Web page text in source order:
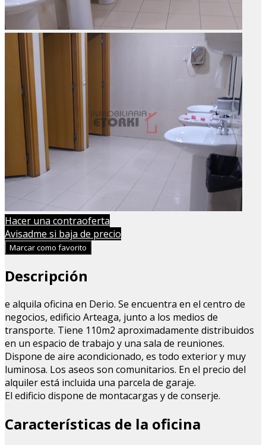
Hacer una contraoferta
Avisadme si baja de precio
Marcar como favorito
Descripción
e alquila oficina en Derio. Se encuentra en el centro de
negocios, edificio Arteaga, junto a los medios de
transporte. Tiene 110m2 aproximadamente distribuidos
en un espacio de trabajo y una sala de reuniones.
Dispone de aire acondicionado, es todo exterior y muy
luminosa. Los aseos son comunitarios. En el precio del
alquiler está incluida una parcela de garaje.
El edificio dispone de montacargas y de conserje.
Características de la oficina